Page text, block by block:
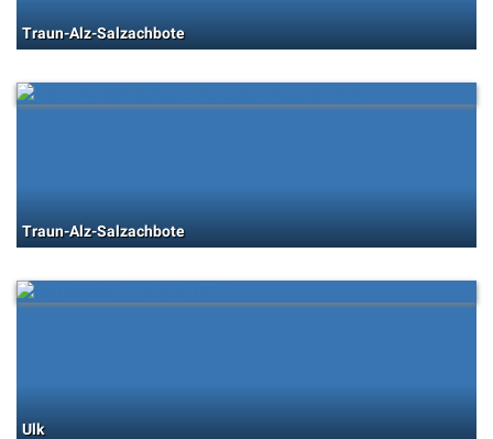
Traun-Alz-Salzachbote
Traun-Alz-Salzachbote
Ulk